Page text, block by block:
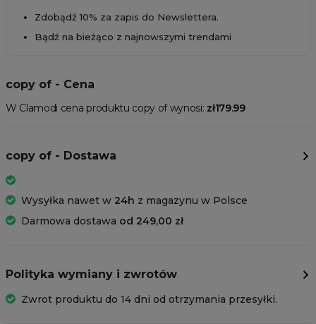
Zdobądź 10% za zapis do Newslettera.
Bądź na bieżąco z najnowszymi trendami
copy of - Cena
W Clamodi cena produktu copy of wynosi: zł179.99
copy of - Dostawa
Wysyłka nawet w 24h z magazynu w Polsce
Darmowa dostawa od 249,00 zł
Polityka wymiany i zwrotów
Zwrot produktu do 14 dni od otrzymania przesyłki.